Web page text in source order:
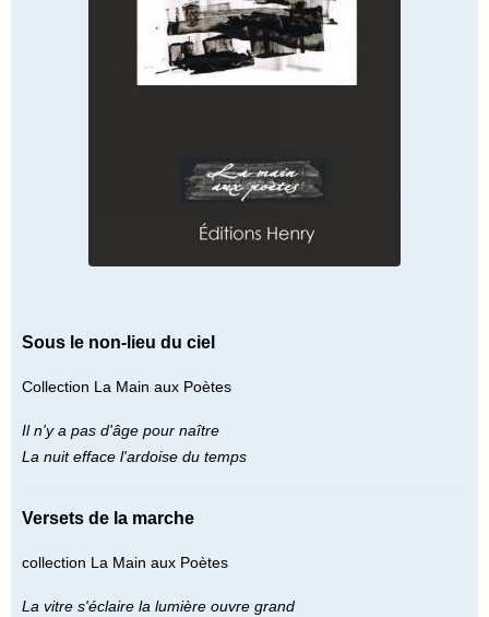
Sous le non-lieu du ciel
Collection La Main aux Poètes
Il n'y a pas d'âge pour naître
La nuit efface l'ardoise du temps
Versets de la marche
collection La Main aux Poètes
La vitre s'éclaire la lumière ouvre grand